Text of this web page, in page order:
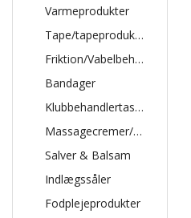
Varmeprodukter
Tape/tapeprodukter
Friktion/Vabelbehandling
Bandager
Klubbehandlertasker
Massagecremer/udstyr
Salver & Balsam
Indlægssåler
Fodplejeprodukter